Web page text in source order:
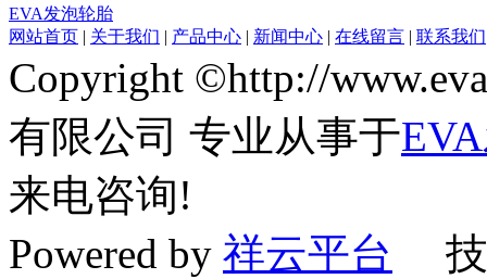
EVA发泡轮胎
网站首页 | 关于我们 | 产品中心 | 新闻中心 | 在线留言 | 联系我们
Copyright ©http://
有限公司 专业从事于
来电咨询!
Powered by 祥云平台 技